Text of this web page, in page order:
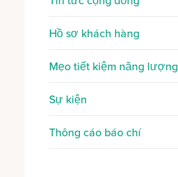
Hồ sơ khách hàng
Mẹo tiết kiệm năng lượng
Sự kiện
Thông cáo báo chí